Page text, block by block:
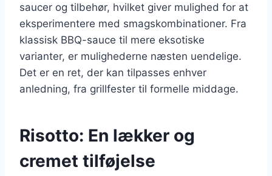
saucer og tilbehør, hvilket giver mulighed for at
eksperimentere med smagskombinationer. Fra
klassisk BBQ-sauce til mere eksotiske
varianter, er mulighederne næsten uendelige.
Det er en ret, der kan tilpasses enhver
anledning, fra grillfester til formelle middage.
Risotto: En lækker og
cremet tilføjelse